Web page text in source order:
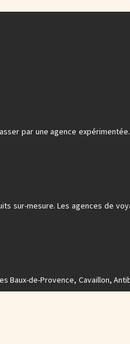
par une agence
sur-mesure. Les agences de
Baux-de-Provence, Cavaillon,